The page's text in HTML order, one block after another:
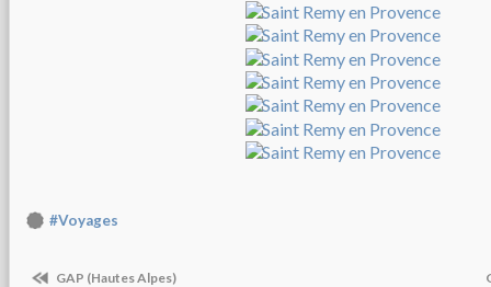
#Voyages
GAP (Hautes Alpes)